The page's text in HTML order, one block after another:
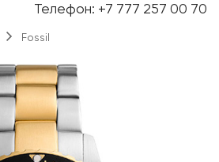
Телефон: +7 777 257 00 70
Fossil